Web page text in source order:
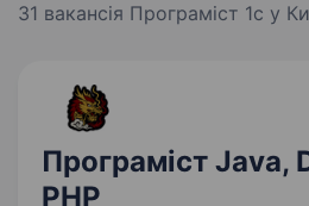
31 вакансія Програміст 1c у
Програміст Java,
PHP